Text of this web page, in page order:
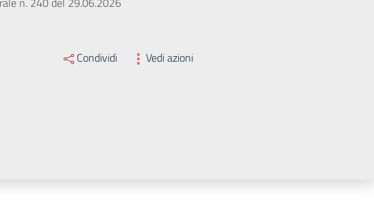
Condividi Vedi azioni